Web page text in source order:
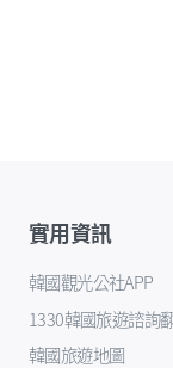
實用資訊
韓國觀光公社APP
1330韓國旅遊諮詢
韓國旅遊地圖